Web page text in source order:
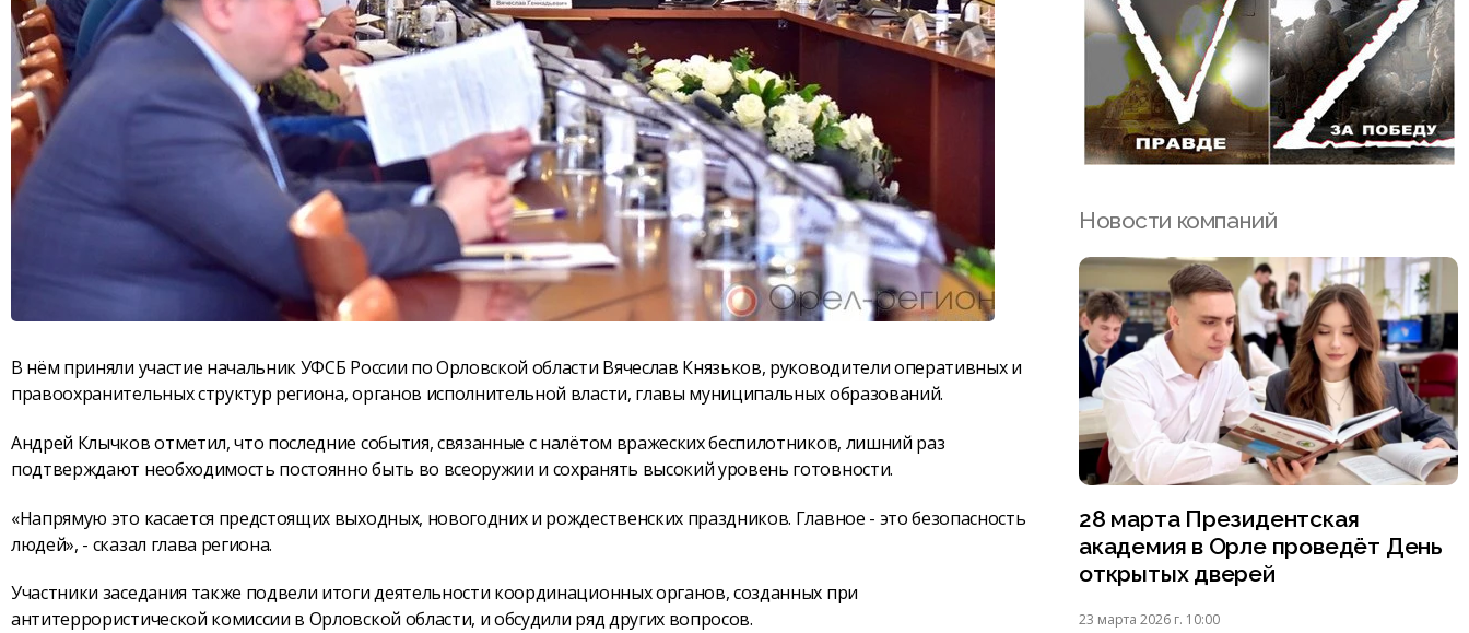
В нём приняли участие начальник УФСБ России по Орловской области Вячеслав Князьков, руководители оперативных и
правоохранительных структур региона, органов исполнительной власти, главы муниципальных образований.
Андрей Клычков отметил, что последние события, связанные с налётом вражеских беспилотников, лишний раз
подтверждают необходимость постоянно быть во всеоружии и сохранять высокий уровень готовности.
«Напрямую это касается предстоящих выходных, новогодних и рождественских праздников. Главное - это безопасность
людей», - сказал глава региона.
Участники заседания также подвели итоги деятельности координационных органов, созданных при
антитеррористической комиссии в Орловской области, и обсудили ряд других вопросов.
Новости компаний
28 марта Президентская
академия в Орле проведёт День
открытых дверей
23 марта 2026 г. 10:00